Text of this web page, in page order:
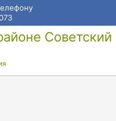
Советский